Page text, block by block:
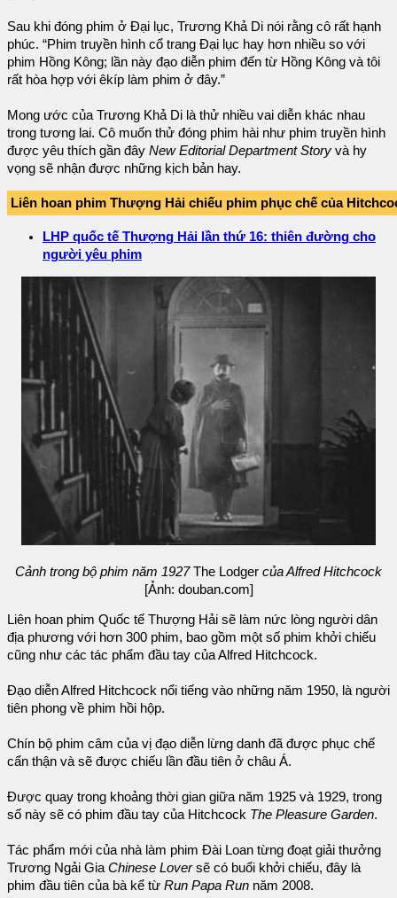
Sau khi đóng phim ở Đại lục, Trương Khả Di nói rằng cô rất hạnh
phúc. “Phim truyền hình cổ trang Đại lục hay hơn nhiều so với
phim Hồng Kông; lần này đạo diễn phim đến từ Hồng Kông và tôi
rất hòa hợp với êkíp làm phim ở đây.”
Mong ước của Trương Khả Di là thử nhiều vai diễn khác nhau
trong tương lai. Cô muốn thử đóng phim hài như phim truyền hình
được yêu thích gần đây New Editorial Department Story và hy
vọng sẽ nhận được những kịch bản hay.
Liên hoan phim Thượng Hải chiếu phim phục chế của
LHP quốc tế Thượng Hải lần thứ 16: thiên đường cho
người yêu phim
Cảnh trong bộ phim năm 1927The Lodger của Alfred Hitchcock
[Ảnh: douban.com]
Liên hoan phim Quốc tế Thượng Hải sẽ làm nức lòng người dân
địa phương với hơn 300 phim, bao gồm một số phim khởi chiếu
cũng như các tác phẩm đầu tay của Alfred Hitchcock.
Đạo diễn Alfred Hitchcock nổi tiếng vào những năm 1950, là người
tiên phong về phim hồi hộp.
Chín bộ phim câm của vị đạo diễn lừng danh đã được phục chế
cẩn thận và sẽ được chiếu lần đầu tiên ở châu Á.
Được quay trong khoảng thời gian giữa năm 1925 và 1929, trong
số này sẽ có phim đầu tay của Hitchcock The Pleasure Garden.
Tác phẩm mới của nhà làm phim Đài Loan từng đoạt giải thưởng
Trương Ngải GiaChinese Loversẽ có buổi khởi chiếu, đây là
phim đầu tiên của bà kể từ Run Papa Run năm 2008.